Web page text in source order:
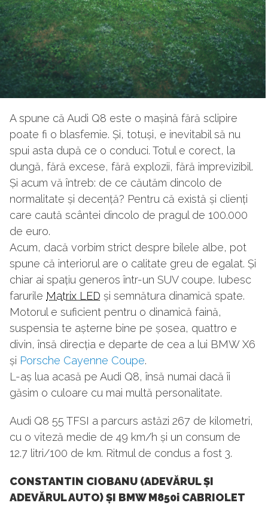
A spune că Audi Q8 este o mașină fără sclipire
poate fi o blasfemie. Și, totuși, e inevitabil să nu
spui asta după ce o conduci. Totul e corect, la
dungă, fără excese, fără explozii, fără imprevizibil.
Și acum vă întreb: de ce căutăm dincolo de
normalitate și decență? Pentru că există și clienți
care caută scântei dincolo de pragul de 100.000
de euro.
Acum, dacă vorbim strict despre bilele albe, pot
spune că interiorul are o calitate greu de egalat. Și
chiar ai spațiu generos într-un SUV coupe. Iubesc
farurile Matrix LED și semnătura dinamică spate.
Motorul e suficient pentru o dinamică faină,
suspensia te așterne bine pe șosea, quattro e
divin, însă direcția e departe de cea a lui BMW X6
și Porsche Cayenne Coupe.
L-aș lua acasă pe Audi Q8, însă numai dacă îi
găsim o culoare cu mai multă personalitate.
Audi Q8 55 TFSI a parcurs astăzi 267 de kilometri,
cu o viteză medie de 49 km/h și un consum de
12.7 litri/100 de km. Ritmul de condus a fost 3.
CONSTANTIN CIOBANU (ADEVĂRUL ȘI
ADEVĂRUL AUTO) ȘI BMW M850i CABRIOLET